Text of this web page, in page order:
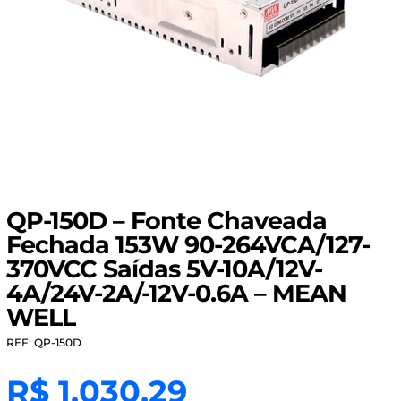
QP-150D – Fonte Chaveada
Fechada 153W 90-264VCA/127-
370VCC Saídas 5V-10A/12V-
4A/24V-2A/-12V-0.6A – MEAN
WELL
REF: QP-150D
R$1.030,29